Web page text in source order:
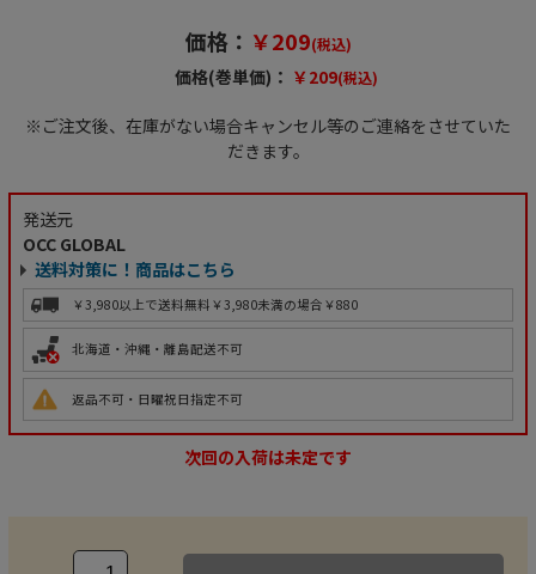
価格： ￥209(税込)
価格(巻単価)： ￥209(税込)
※ご注文後、在庫がない場合キャンセル等のご連絡をさせていた
だきます。
発送元
OCC GLOBAL
送料対策に！商品はこちら
￥3,980以上で送料無料 ￥3,980未満の場合￥880
北海道・沖縄・離島配送不可
返品不可・日曜祝日指定不可
次回の入荷は未定です